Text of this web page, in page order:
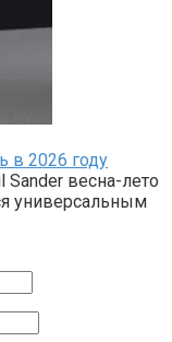
в 2026 году
Sander весна-лето
универсальным